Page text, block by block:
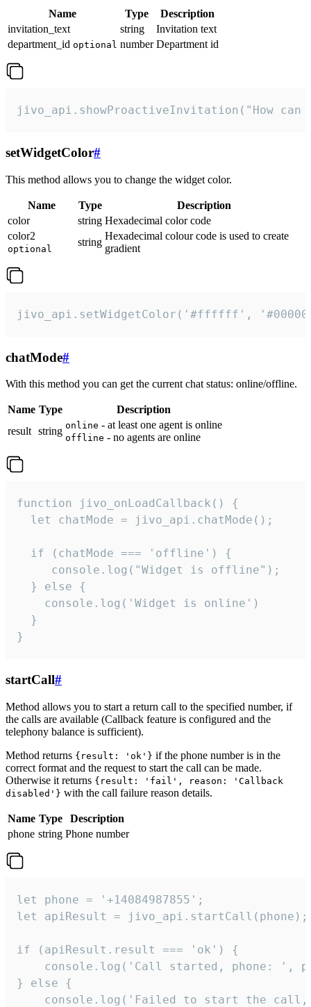
Name Type
Description
invitation_text
string
Invitation text
department_id optional number Department id
jivo_api.showProactiveInvitation("How
setWidgetColor#
This method allows you to change the widget color.
Name Type
Description
color
string Hexadecimal color code
color2
optional
string
Hexadecimal colour code is used to create
gradient
jivo_api.setWidgetColor('#ffffff',
chatMode#
With this method you can get the current chat status: online/offline.
Name Type
Description
result string online - at least one agent is online
offline - no agents are online
function jivo_onLoadCallback() {
  let chatMode = jivo_api.chatMode();
  if (chatMode === 'offline') {
     console.log("Widget is offline");
  } else {
    console.log('Widget is online')
  }
}
startCall#
Method allows you to start a return call to the specified number, if
the calls are available (Callback feature is configured and the
telephony balance is sufficient).
Method returns {result: 'ok'} if the phone number is in the
correct format and the request to start the call can be made.
Otherwise it returns {result: 'fail', reason: 'Callback
disabled'} with the call failure reason details.
Name Type
Description
phone string Phone number
let phone = '+14084987855';
let apiResult = jivo_api.startCall(phone);
if (apiResult.result === 'ok') {
console.log('Call started, phone: ',
} else {
console.log('Failed to start the